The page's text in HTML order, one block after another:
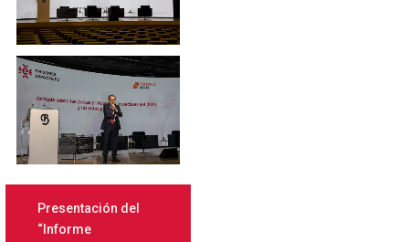
Presentación del
“Informe